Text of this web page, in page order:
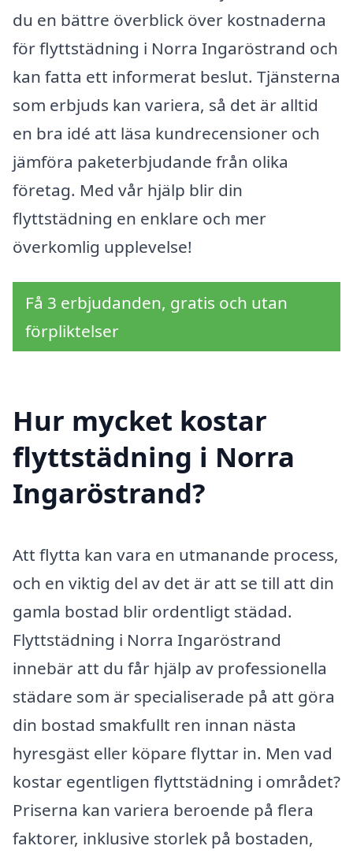
du en bättre överblick över kostnaderna
för flyttstädning i Norra Ingaröstrand och
kan fatta ett informerat beslut. Tjänsterna
som erbjuds kan variera, så det är alltid
en bra idé att läsa kundrecensioner och
jämföra paketerbjudande från olika
företag. Med vår hjälp blir din
flyttstädning en enklare och mer
överkomlig upplevelse!
Få 3 erbjudanden, gratis och utan
förpliktelser
Hur mycket kostar
flyttstädning i Norra
Ingaröstrand?
Att flytta kan vara en utmanande process,
och en viktig del av det är att se till att din
gamla bostad blir ordentligt städad.
Flyttstädning i Norra Ingaröstrand
innebär att du får hjälp av professionella
städare som är specialiserade på att göra
din bostad smakfullt ren innan nästa
hyresgäst eller köpare flyttar in. Men vad
kostar egentligen flyttstädning i området?
Priserna kan variera beroende på flera
faktorer, inklusive storlek på bostaden,